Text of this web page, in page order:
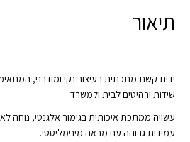
תיאור
ידית קשת מתכתית בעיצוב נקי ומודרני,
שידות ורהיטים לבית ולמשרד.
עשויה ממתכת איכותית בגימור אלגנטי, נוחה
עמידות גבוהה עם מראה מינימליסטי.